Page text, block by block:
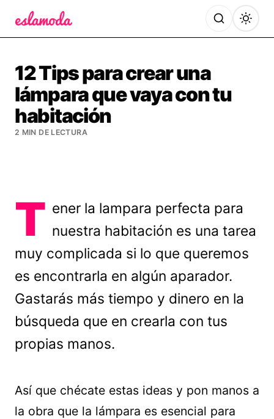
12 Tips para crear una
lámpara que vaya con tu
habitación
2 MIN DE LECTURA
T ener la lampara perfecta para
nuestra habitación es una tarea
muy complicada si lo que queremos
es encontrarla en algún aparador.
Gastarás más tiempo y dinero en la
búsqueda que en crearla con tus
propias manos.
Así que chécate estas ideas y pon manos a
la obra que la lámpara es esencial para